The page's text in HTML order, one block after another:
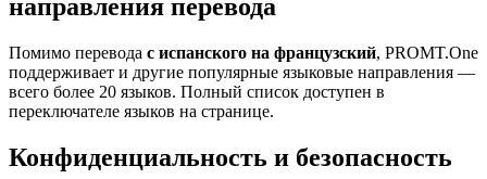
направления перевода
Помимо перевода с испанского на французский, PROMT.One
поддерживает и другие популярные языковые направления —
всего более 20 языков. Полный список доступен в
переключателе языков на странице.
Конфиденциальность и безопасность